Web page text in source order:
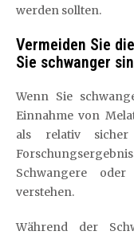
werden sollten.
Vermeiden Sie
Sie schwanger
Wenn Sie
Einnahme von
als relativ
Schwangere
verstehen.
Während der